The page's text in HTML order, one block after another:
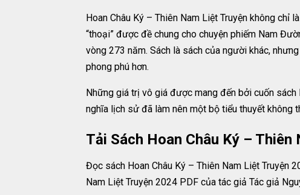
Hoan Châu Ký – Thiên Nam Liệt Truyện không
“thoại” được đề chung cho chuyện phiếm Nam
vòng 273 năm. Sách là sách của người khác,
phong phú hơn.
Những giá trị vô giá được mang đến bởi cuốn sách
nghĩa lịch sử đã làm nên một bộ tiểu thuyết không
Tải Sách Hoan Châu Ký –
Đọc sách Hoan Châu Ký – Thiên Nam Liệt Truyện
Nam Liệt Truyện 2024 PDF của tác giả Tác giả